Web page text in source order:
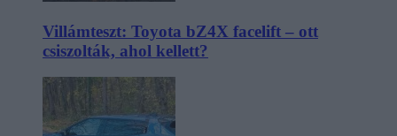
Villámteszt: Toyota bZ4X facelift – ott
csiszolták, ahol kellett?